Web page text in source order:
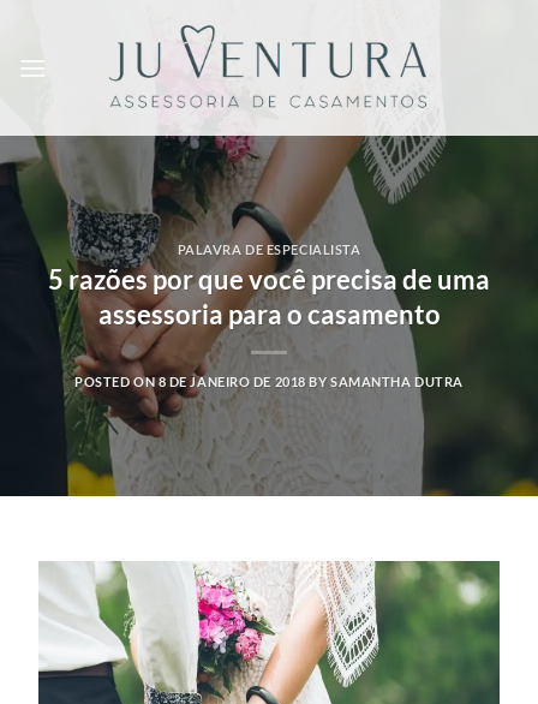
content
PALAVRA DE ESPECIALISTA
5 razões por que você precisa de uma
assessoria para o casamento
POSTED ON8 DE JANEIRO DE 2018BYSAMANTHA DUTRA